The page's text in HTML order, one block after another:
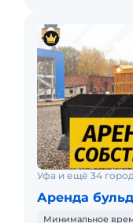
Уфа и ещё 34
Аренда
Минимальное